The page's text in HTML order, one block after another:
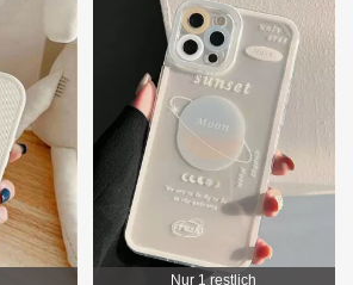
Nur 1 restlich